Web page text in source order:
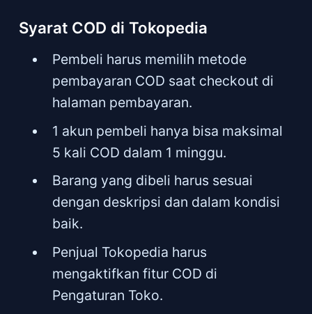
Syarat COD di Tokopedia
Pembeli harus memilih metode
pembayaran COD saat checkout di
halaman pembayaran.
1 akun pembeli hanya bisa maksimal
5 kali COD dalam 1 minggu.
Barang yang dibeli harus sesuai
dengan deskripsi dan dalam kondisi
baik.
Penjual Tokopedia harus
mengaktifkan fitur COD di
Pengaturan Toko.